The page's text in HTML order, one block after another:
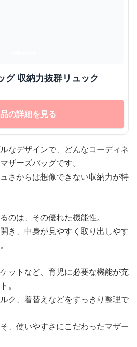
グ 収納力抜群リュック
の詳細を見る
なデザインで、どんなコーディネ
ザーズバッグです。
さからは想像できない収納力が特
のは、その優れた機能性。
き、中身が見やすく取り出しやす
ットなど、育児に必要な機能が充
。
ク、着替えなどをすっきり整理で
、使いやすさにこだわったマザー